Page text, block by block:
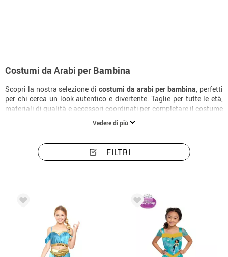
Costumi da Arabi per Bambina
Scopri la nostra selezione di costumi da arabi per bambina, perfetti
per chi cerca un look autentico e divertente. Taglie per tutte le età,
materiali di qualità e accessori coordinati per completare il costume
Vedere di più
FILTRI